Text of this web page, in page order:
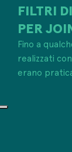
FILTRI
PER
Fino a
realizzati
erano